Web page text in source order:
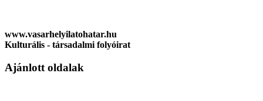
www.vasarhelyilatohatar.hu
Kulturális - társadalmi folyóirat
Ajánlott oldalak